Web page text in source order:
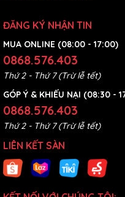
ĐĂNG KÝ NHẬN TIN
MUA ONLINE (08:00 - 17:00)
0868.576.403
Thứ 2 - Thứ 7 (Trừ lễ tết)
GÓP Ý & KHIẾU NẠI (08:30 -
0868.576.403
Thứ 2 - Thứ 7 (Trừ lễ tết)
LIÊN KẾT SÀN